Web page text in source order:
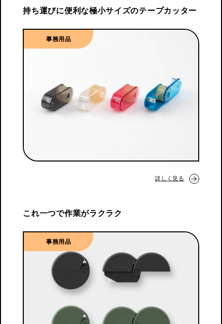
持ち運びに便利な極小サイズのテープカッター
事務用品
詳しく見る
これ一つで作業がラクラク
事務用品